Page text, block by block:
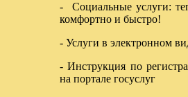
- Социальные услуги:
комфортно и быстро!
- Услуги в электронном
- Инструкция по
на портале госуслуг